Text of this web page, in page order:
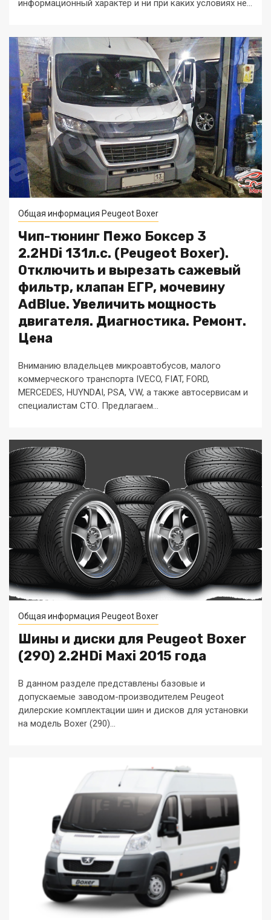
информационный характер и ни при каких условиях не...
Общая информация Peugeot Boxer
Чип-тюнинг Пежо Боксер 3
2.2HDi 131л.с. (Peugeot Boxer).
Отключить и вырезать сажевый
фильтр, клапан ЕГР, мочевину
AdBlue. Увеличить мощность
двигателя. Диагностика. Ремонт.
Цена
Вниманию владельцев микроавтобусов, малого
коммерческого транспорта IVECO, FIAT, FORD,
MERCEDES, HUYNDAI, PSA, VW, а также автосервисам и
специалистам СТО. Предлагаем...
Общая информация Peugeot Boxer
Шины и диски для Peugeot Boxer
(290) 2.2HDi Maxi 2015 года
В данном разделе представлены базовые и
допускаемые заводом-производителем Peugeot
дилерские комплектации шин и дисков для установки
на модель Boxer (290)...